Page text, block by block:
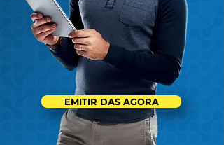
EMITIR DAS AGORA